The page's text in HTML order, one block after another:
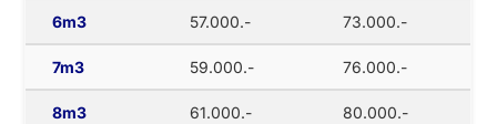
6m3 57.000.- 73.000.-
7m3 59.000.- 76.000.-
8m3 61.000.- 80.000.-